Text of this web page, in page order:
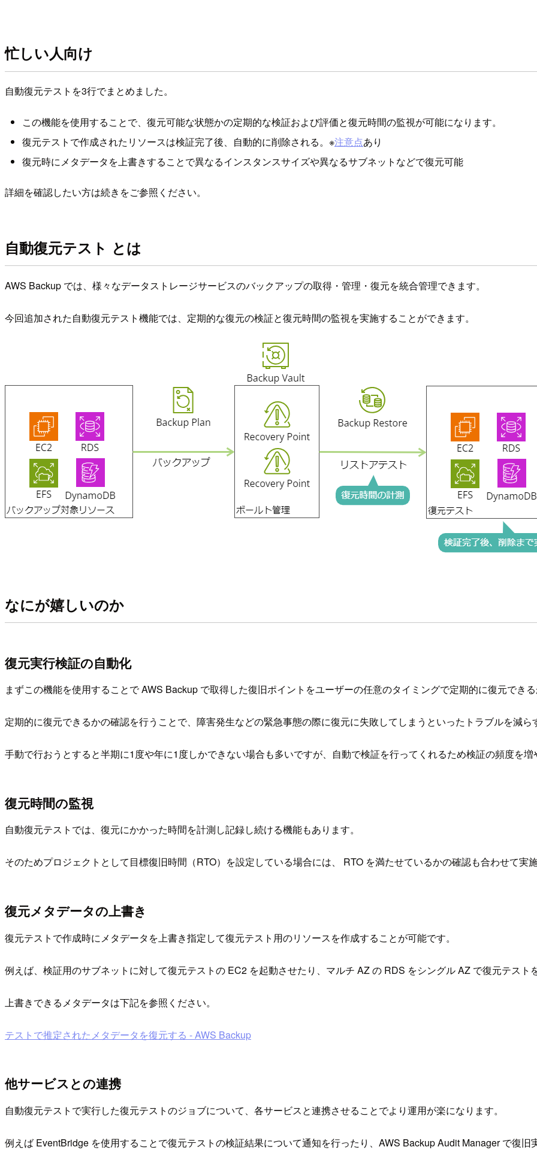
忙しい人向け
自動復元テストを3行でまとめました。
この機能を使用することで、復元可能な状態かの定期的な検証および評価と復元時間の監視が可能になります。
復元テストで作成されたリソースは検証完了後、自動的に削除される。※注意点あり
復元時にメタデータを上書きすることで異なるインスタンスサイズや異なるサブネットなどで復元可能
詳細を確認したい方は続きをご参照ください。
自動復元テスト とは
AWS Backup では、様々なデータストレージサービスのバックアップの取得・管理・復元を統合管理できます。
今回追加された自動復元テスト機能では、定期的な復元の検証と復元時間の監視を実施することができます。
なにが嬉しいのか
復元実行検証の自動化
まずこの機能を使用することで AWS Backup で取得した復旧ポイントをユーザーの任意のタイミングで定期的に復元でき
定期的に復元できるかの確認を行うことで、障害発生などの緊急事態の際に復元に失敗してしまうといったトラブルを減ら
手動で行おうとすると半期に1度や年に1度しかできない場合も多いですが、自動で検証を行ってくれるため検証の頻度を増
復元時間の監視
自動復元テストでは、復元にかかった時間を計測し記録し続ける機能もあります。
そのためプロジェクトとして目標復旧時間（RTO）を設定している場合には、 RTO を満たせているかの確認も合わせて実
復元メタデータの上書き
復元テストで作成時にメタデータを上書き指定して復元テスト用のリソースを作成することが可能です。
例えば、検証用のサブネットに対して復元テストの EC2 を起動させたり、マルチ AZ の RDS をシングル AZ で復元テスト
上書きできるメタデータは下記を参照ください。
テストで推定されたメタデータを復元する - AWS Backup
他サービスとの連携
自動復元テストで実行した復元テストのジョブについて、各サービスと連携させることでより運用が楽になります。
例えば EventBridge を使用することで復元テストの検証結果について通知を行ったり、AWS Backup Audit Manager で復旧